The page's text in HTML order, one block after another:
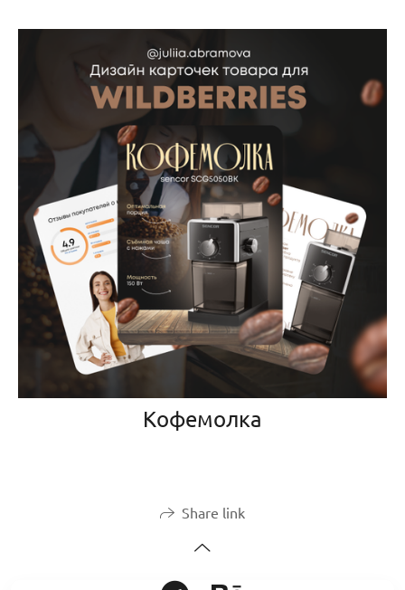
Кофемолка
Share link